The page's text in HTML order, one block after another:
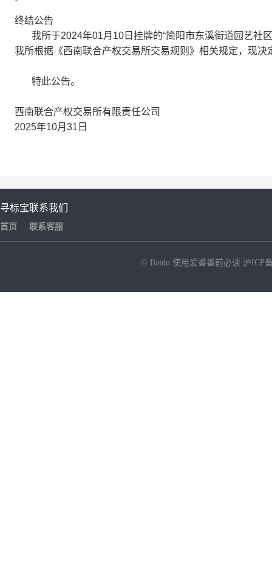
终结公告
我所于2024年01月10日挂牌的“简阳市东溪街道园艺社
我所根据《西南联合产权交易所交易规则》相关规定，现决
特此公告。
西南联合产权交易所有限责任公司
2025年10月31日
寻标宝
首页
联系我们
联系客服
© Baidu 使用爱番番前必读 沪ICP